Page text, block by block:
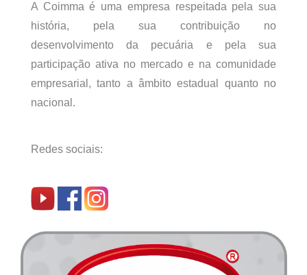
A Coimma é uma empresa respeitada pela sua
história, pela sua contribuição no
desenvolvimento da pecuária e pela sua
participação ativa no mercado e na comunidade
empresarial, tanto a âmbito estadual quanto no
nacional.
Redes sociais: